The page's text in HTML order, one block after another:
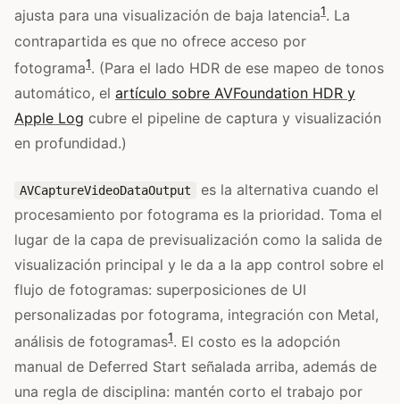
ajusta para una visualización de baja latencia1. La
contrapartida es que no ofrece acceso por
fotograma1. (Para el lado HDR de ese mapeo de tonos
automático, el artículo sobre AVFoundation HDR y
Apple Log cubre el pipeline de captura y visualización
en profundidad.)
AVCaptureVideoDataOutput
es la alternativa cuando el
procesamiento por fotograma es la prioridad. Toma el
lugar de la capa de previsualización como la salida de
visualización principal y le da a la app control sobre el
flujo de fotogramas: superposiciones de UI
personalizadas por fotograma, integración con Metal,
análisis de fotogramas1. El costo es la adopción
manual de Deferred Start señalada arriba, además de
una regla de disciplina: mantén corto el trabajo por